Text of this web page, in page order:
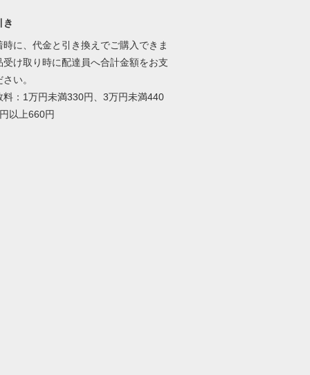
き
時に、代金と引き換えでご購入できま
受け取り時に配達員へ合計金額をお支
い。
料：1万円未満330円、3万円未満440
以上660円